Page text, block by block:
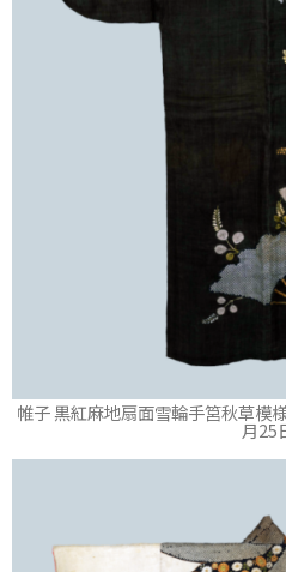
帷子 黒紅麻地扇面雪輪手筥秋草模
月25